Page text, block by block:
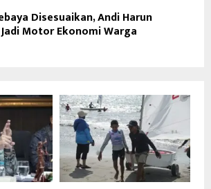
Disesuaikan, Andi Harun
Motor Ekonomi Warga